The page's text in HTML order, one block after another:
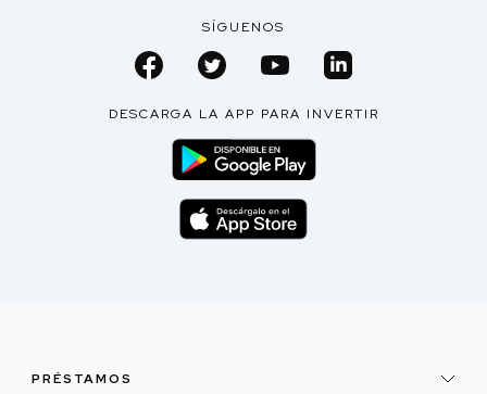
SÍGUENOS
DESCARGA LA APP PARA INVERTIR
PRÉSTAMOS